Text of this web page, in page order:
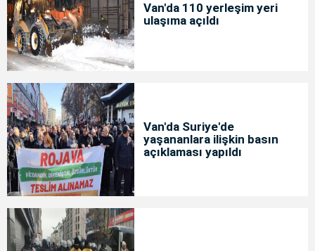
Van'da 110 yerleşim yeri
ulaşıma açıldı
Van'da Suriye'de
yaşananlara ilişkin basın
açıklaması yapıldı